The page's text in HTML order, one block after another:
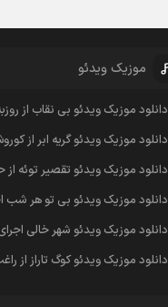
موزیک ویدئو
دانلود موزیک ویدئو بی نقاب از
دانلود موزیک ویدئو گریه ابر از
دانلود موزیک ویدئو تقصیر توئه از
دانلود موزیک ویدئو بی تو هر شب
دانلود موزیک ویدئو شهر خالی
دانلود موزیک ویدئو کوگ تاراز از